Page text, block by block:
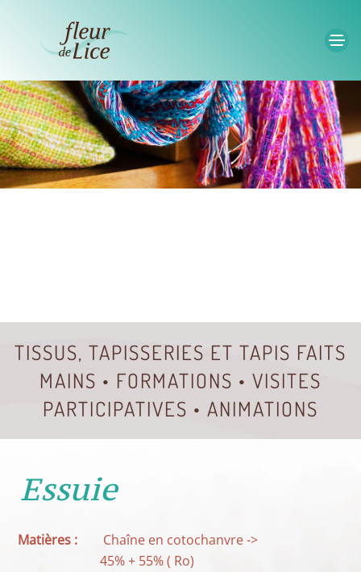
Accéder au contenu principal
TISSUS, TAPISSERIES ET TAPIS FAITS
MAINS • FORMATIONS • VISITES
PARTICIPATIVES • ANIMATIONS
Essuie
Matières :
Chaîne en cotochanvre ->
45% + 55% ( Ro)